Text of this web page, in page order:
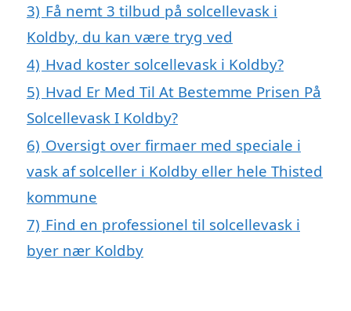
3) Få nemt 3 tilbud på solcellevask i
Koldby, du kan være tryg ved
4) Hvad koster solcellevask i Koldby?
5) Hvad Er Med Til At Bestemme Prisen På
Solcellevask I Koldby?
6) Oversigt over firmaer med speciale i
vask af solceller i Koldby eller hele Thisted
kommune
7) Find en professionel til solcellevask i
byer nær Koldby